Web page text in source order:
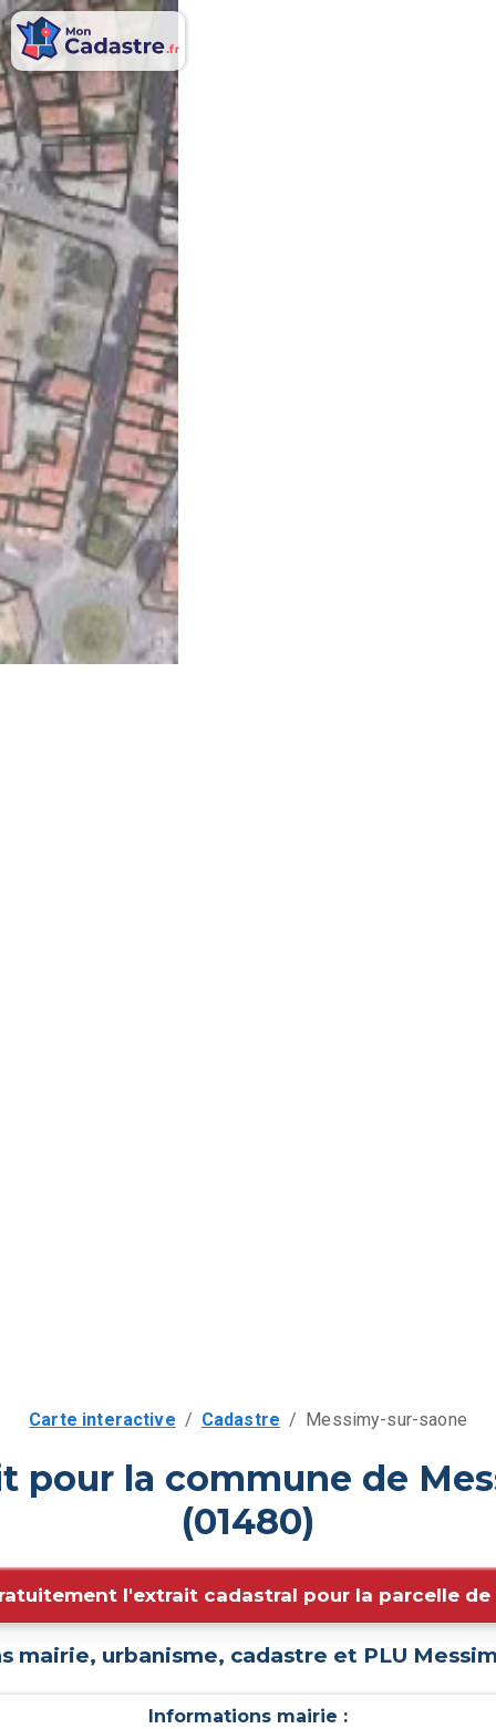
Carte interactive / Cadastre / Messimy-sur-saone
pour la commune de
(01480)
l'extrait cadastral pour la parcelle de
mairie, urbanisme, cadastre et PLU
Informations mairie :